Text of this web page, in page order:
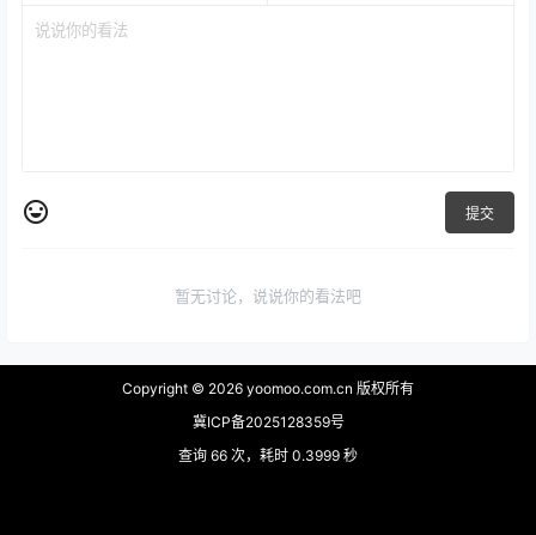
提交
暂无讨论，说说你的看法吧
Copyright © 2026 yoomoo.com.cn 版权所有
冀ICP备2025128359号
查询 66 次，耗时 0.3999 秒